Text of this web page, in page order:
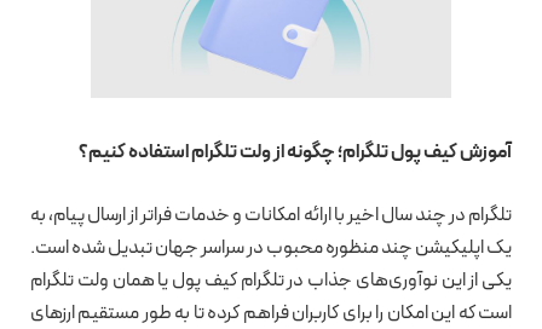
آموزش کیف پول تلگرام؛ چگونه از ولت تلگرام استفاده کنیم؟
تلگرام در چند سال اخیر با ارائه امکانات و خدمات فراتر از ارسال پیام، به
یک اپلیکیشن چند منظوره محبوب در سراسر جهان تبدیل شده است.
یکی از این نوآوری‌های جذاب در تلگرام کیف پول یا همان ولت تلگرام
است که این امکان را برای کاربران فراهم کرده تا به طور مستقیم ارزهای